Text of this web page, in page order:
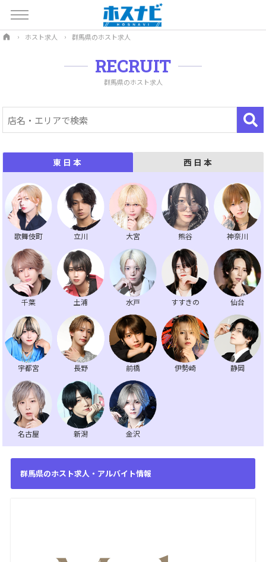
ホスト求人 群馬県のホスト求人
RECRUIT
群馬県のホスト求人
東日本 西日本
歌舞伎町 立川 大宮 熊谷 神奈川
千葉 土浦 水戸 すすきの 仙台
宇都宮 長野 前橋 伊勢崎 静岡
名古屋 新潟 金沢
群馬県のホスト求人・アルバイト情報